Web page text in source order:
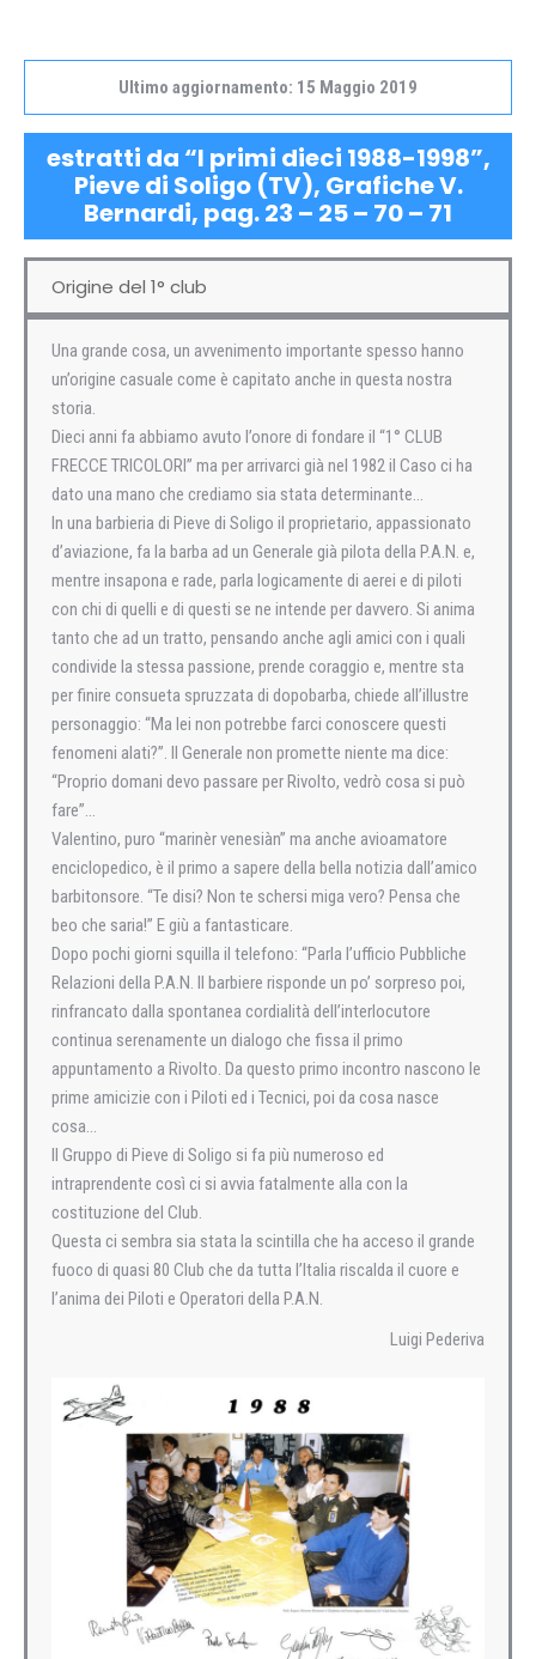
Ultimo aggiornamento: 15 Maggio 2019
estratti da “I primi dieci 1988-1998”,
Pieve di Soligo (TV), Grafiche V.
Bernardi, pag. 23 – 25 – 70 – 71
Origine del 1° club
Una grande cosa, un avvenimento importante spesso hanno
un’origine casuale come è capitato anche in questa nostra
storia.
Dieci anni fa abbiamo avuto l’onore di fondare il “1° CLUB
FRECCE TRICOLORI” ma per arrivarci già nel 1982 il Caso ci ha
dato una mano che crediamo sia stata determinante…
In una barbieria di Pieve di Soligo il proprietario, appassionato
d’aviazione, fa la barba ad un Generale già pilota della P.A.N. e,
mentre insapona e rade, parla logicamente di aerei e di piloti
con chi di quelli e di questi se ne intende per davvero. Si anima
tanto che ad un tratto, pensando anche agli amici con i quali
condivide la stessa passione, prende coraggio e, mentre sta
per finire consueta spruzzata di dopobarba, chiede all’illustre
personaggio: “Ma lei non potrebbe farci conoscere questi
fenomeni alati?”. Il Generale non promette niente ma dice:
“Proprio domani devo passare per Rivolto, vedrò cosa si può
fare”…
Valentino, puro “marinèr venesiàn” ma anche avioamatore
enciclopedico, è il primo a sapere della bella notizia dall’amico
barbitonsore. “Te disi? Non te schersi miga vero? Pensa che
beo che saria!” E giù a fantasticare.
Dopo pochi giorni squilla il telefono: “Parla l’ufficio Pubbliche
Relazioni della P.A.N. Il barbiere risponde un po’ sorpreso poi,
rinfrancato dalla spontanea cordialità dell’interlocutore
continua serenamente un dialogo che fissa il primo
appuntamento a Rivolto. Da questo primo incontro nascono le
prime amicizie con i Piloti ed i Tecnici, poi da cosa nasce
cosa…
Il Gruppo di Pieve di Soligo si fa più numeroso ed
intraprendente così ci si avvia fatalmente alla con la
costituzione del Club.
Questa ci sembra sia stata la scintilla che ha acceso il grande
fuoco di quasi 80 Club che da tutta l’Italia riscalda il cuore e
l’anima dei Piloti e Operatori della P.A.N.
Luigi Pederiva